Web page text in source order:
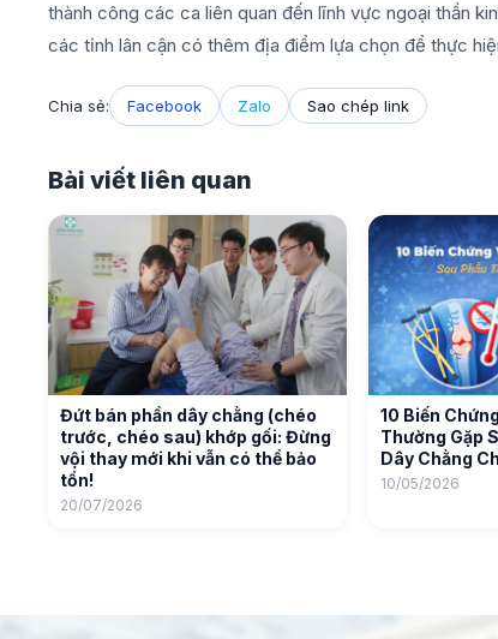
thành công các ca liên quan đến lĩnh vực ngoại thần
các tỉnh lân cận có thêm địa điểm lựa chọn để thực
Chia sẻ: Facebook Zalo Sao chép link
Bài viết liên quan
Đứt bán phần dây chằng (chéo
trước, chéo sau) khớp gối: Đừng
vội thay mới khi vẫn có thể bảo
tồn!
20/07/2026
10 Biến
Thường Gặp
Dây Chằng
10/05/2026